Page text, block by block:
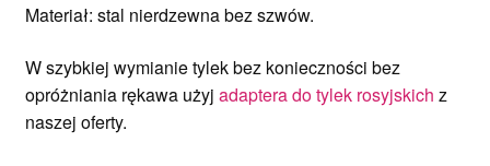
Materiał: stal nierdzewna bez szwów.
W szybkiej wymianie tylek bez konieczności bez
opróżniania rękawa użyj adaptera do tylek rosyjskich z
naszej oferty.